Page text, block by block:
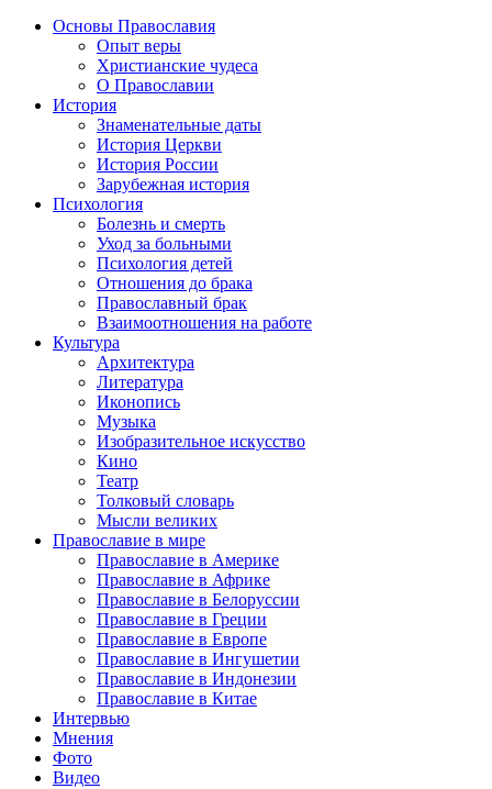
Основы Православия
Опыт веры
Христианские чудеса
О Православии
История
Знаменательные даты
История Церкви
История России
Зарубежная история
Психология
Болезнь и смерть
Уход за больными
Психология детей
Отношения до брака
Православный брак
Взаимоотношения на работе
Культура
Архитектура
Литература
Иконопись
Музыка
Изобразительное искусство
Кино
Театр
Толковый словарь
Мысли великих
Православие в мире
Православие в Америке
Православие в Африке
Православие в Белоруссии
Православие в Греции
Православие в Европе
Православие в Ингушетии
Православие в Индонезии
Православие в Китае
Интервью
Мнения
Фото
Видео